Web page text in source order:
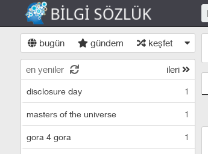
bugün gündem keşfet
en yeniler ileri
disclosure day 1
masters of the universe 1
gora 4 gora 1